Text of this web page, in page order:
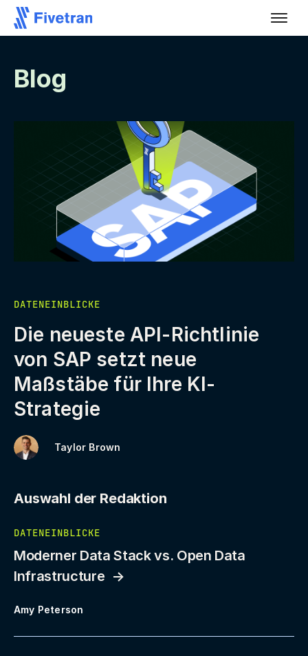
Blog
DATENEINBLICKE
Die neueste API-Richtlinie
von SAP setzt neue
Maßstäbe für Ihre KI-
Strategie
Taylor Brown
Auswahl der Redaktion
DATENEINBLICKE
Moderner Data Stack vs. Open Data
Infrastructure
Amy Peterson